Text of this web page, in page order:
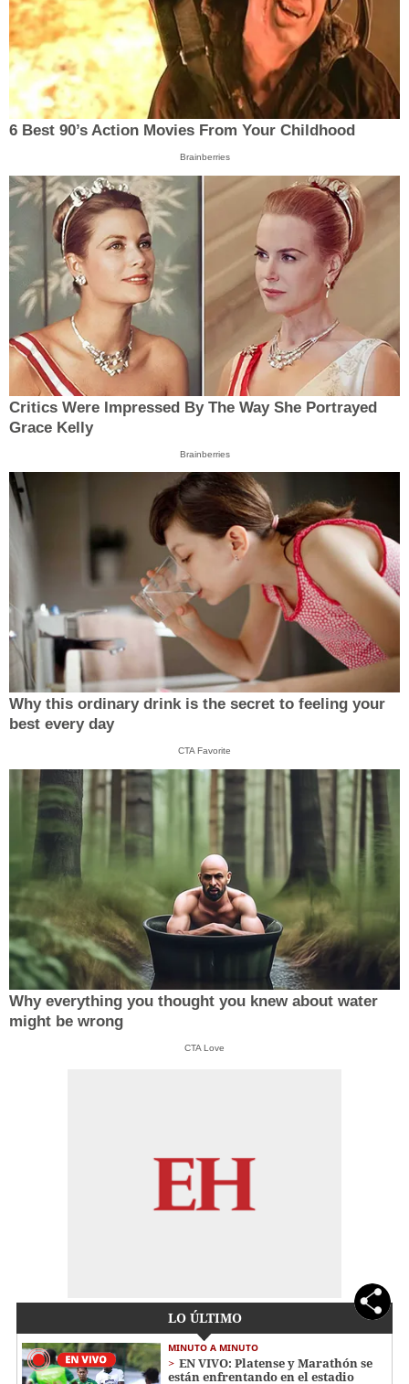
6 Best 90’s Action Movies From Your Childhood
Brainberries
Critics Were Impressed By The Way She Portrayed
Grace Kelly
Brainberries
Why this ordinary drink is the secret to feeling your
best every day
CTA Favorite
Why everything you thought you knew about water
might be wrong
CTA Love
LO ÚLTIMO
MINUTO A MINUTO
EN VIVO: Platense y Marathón se
están enfrentando en el estadio